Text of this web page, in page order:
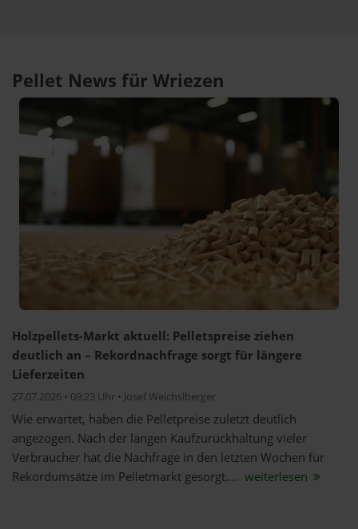
Pellet News für Wriezen
Holzpellets-Markt aktuell: Pelletspreise ziehen
deutlich an – Rekordnachfrage sorgt für längere
Lieferzeiten
27.07.2026 • 09:23 Uhr • Josef Weichslberger
Wie erwartet, haben die Pelletpreise zuletzt deutlich
angezogen. Nach der langen Kaufzurückhaltung vieler
Verbraucher hat die Nachfrage in den letzten Wochen für
Rekordumsätze im Pelletmarkt gesorgt.... weiterlesen